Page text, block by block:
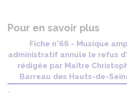
Pour en savoir plus
Fiche n°66 - Musique
administratif annule le refus
rédigée par Maître
Barreau des Hauts-de-
.